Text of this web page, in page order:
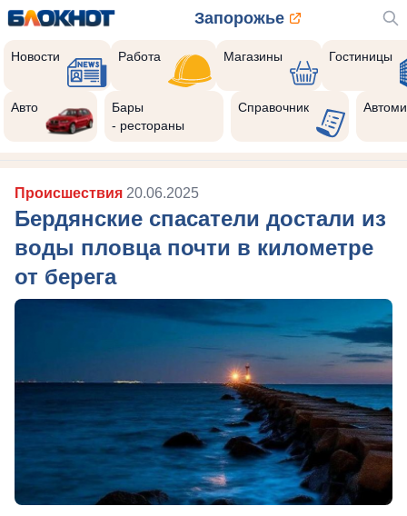
Запорожье
Новости Работа Магазины Гостиницы
Авто
Бары
- рестораны
Справочник
Происшествия 20.06.2025
Бердянские спасатели достали из
воды пловца почти в километре
от берега